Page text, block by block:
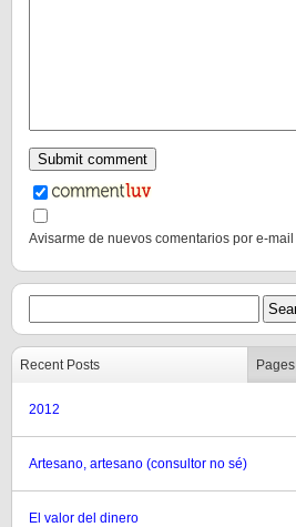
Avisarme de nuevos comentarios por e-mail
Recent Posts Pages
2012
Artesano, artesano (consultor no sé)
El valor del dinero